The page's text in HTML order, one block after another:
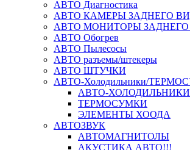
АВТО Диагностика
АВТО КАМЕРЫ ЗАДНЕГО
АВТО МОНИТОРЫ
АВТО Обогрев
АВТО Пылесосы
АВТО разъемы/штекеры
АВТО ШТУЧКИ
АВТО-Холодильники/
АВТО-ХОЛОДИЛЬНИКИ
ТЕРМОСУМКИ
ЭЛЕМЕНТЫ ХООДА
АВТОЗВУК
АВТОМАГНИТОЛЫ
АКУСТИКА АВТО!!!